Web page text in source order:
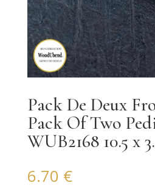
Pack De Deux
Pack Of Two
WUB2168 10.5 x
6.70 €